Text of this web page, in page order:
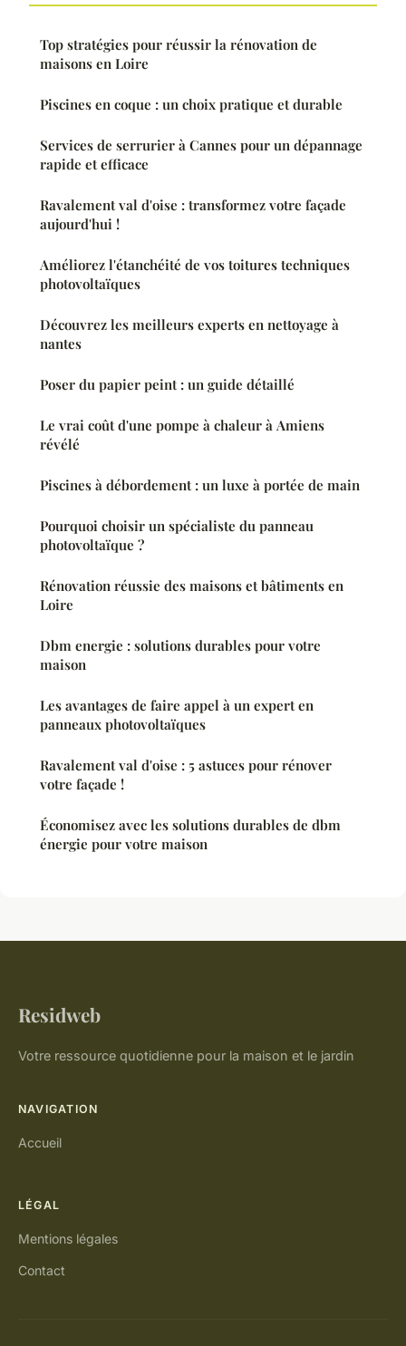
Top stratégies pour réussir la rénovation de
maisons en Loire
Piscines en coque : un choix pratique et durable
Services de serrurier à Cannes pour un dépannage
rapide et efficace
Ravalement val d'oise : transformez votre façade
aujourd'hui !
Améliorez l'étanchéité de vos toitures techniques
photovoltaïques
Découvrez les meilleurs experts en nettoyage à
nantes
Poser du papier peint : un guide détaillé
Le vrai coût d'une pompe à chaleur à Amiens
révélé
Piscines à débordement : un luxe à portée de main
Pourquoi choisir un spécialiste du panneau
photovoltaïque ?
Rénovation réussie des maisons et bâtiments en
Loire
Dbm energie : solutions durables pour votre
maison
Les avantages de faire appel à un expert en
panneaux photovoltaïques
Ravalement val d'oise : 5 astuces pour rénover
votre façade !
Économisez avec les solutions durables de dbm
énergie pour votre maison
Residweb
Votre ressource quotidienne pour la maison et le jardin
NAVIGATION
Accueil
LÉGAL
Mentions légales
Contact